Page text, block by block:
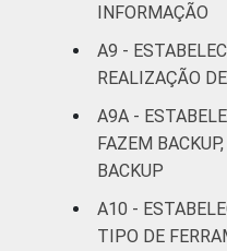
INFORMAÇÃO
A9 -
REALIZAÇÃO
A9A -
FAZEM
BACKUP
A10 -
TIPO DE